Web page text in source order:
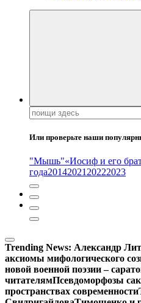
Поиск:
Или проверьте наши
"Мышь"«Иосиф и его
года20142021 20222023
Trending News: Александр
аксиомы мифологического
новой военной поэзии –
читателямПсевдоморфозы
пространствах современности